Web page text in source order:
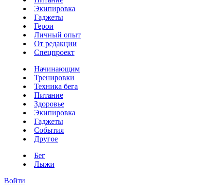
Экипировка
Гаджеты
Герои
Личный опыт
От редакции
Спецпроект
Начинающим
Тренировки
Техника бега
Питание
Здоровье
Экипировка
Гаджеты
События
Другое
Бег
Лыжи
Войти